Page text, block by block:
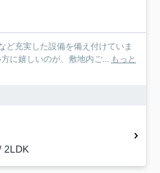
ど充実した設備を備え付けていま
に嬉しいのが、敷地内ご... もっと
2LDK